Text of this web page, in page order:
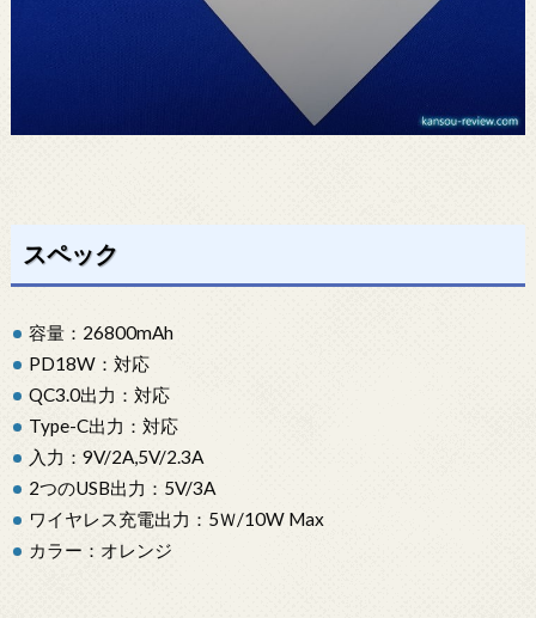
スペック
容量：26800mAh
PD18W：対応
QC3.0出力：対応
Type-C出力：対応
入力：9V/2A,5V/2.3A
2つのUSB出力：5V/3A
ワイヤレス充電出力：5Ｗ/10W Max
カラー：オレンジ